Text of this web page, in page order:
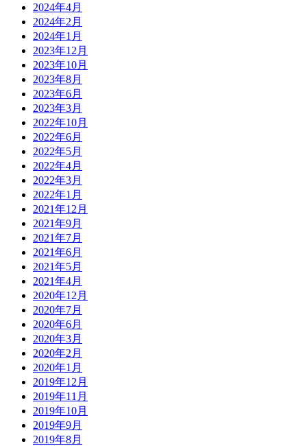
2024年4月
2024年2月
2024年1月
2023年12月
2023年10月
2023年8月
2023年6月
2023年3月
2022年10月
2022年6月
2022年5月
2022年4月
2022年3月
2022年1月
2021年12月
2021年9月
2021年7月
2021年6月
2021年5月
2021年4月
2020年12月
2020年7月
2020年6月
2020年3月
2020年2月
2020年1月
2019年12月
2019年11月
2019年10月
2019年9月
2019年8月